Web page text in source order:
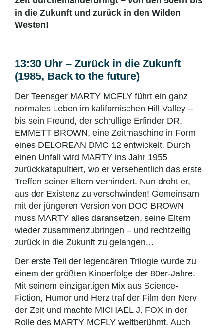
in die Zukunft und zurück in den Wilden
Westen!
13:30 Uhr – Zurück in die Zukunft
(1985, Back to the future)
Der Teenager MARTY MCFLY führt ein ganz
normales Leben im kalifornischen Hill Valley –
bis sein Freund, der schrullige Erfinder DR.
EMMETT BROWN, eine Zeitmaschine in Form
eines DELOREAN DMC-12 entwickelt. Durch
einen Unfall wird MARTY ins Jahr 1955
zurückkatapultiert, wo er versehentlich das erste
Treffen seiner Eltern verhindert. Nun droht er,
aus der Existenz zu verschwinden! Gemeinsam
mit der jüngeren Version von DOC BROWN
muss MARTY alles daransetzen, seine Eltern
wieder zusammenzubringen – und rechtzeitig
zurück in die Zukunft zu gelangen…
Der erste Teil der legendären Trilogie wurde zu
einem der größten Kinoerfolge der 80er-Jahre.
Mit seinem einzigartigen Mix aus Science-
Fiction, Humor und Herz traf der Film den Nerv
der Zeit und machte MICHAEL J. FOX in der
Rolle des MARTY MCFLY weltberühmt. Auch